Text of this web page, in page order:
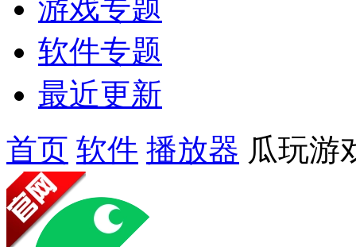
游戏专题
软件专题
最近更新
首页 软件 播放器 瓜玩游